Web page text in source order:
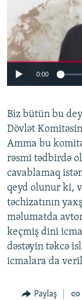
No
0:00
Biz bütün bu
Dövlət
Amma bu
rəsmi tədbirdə
cavablamaq
qeyd olunur ki,
təchizatının
məlumatda
keçmiş dini
dəstəyin təkcə
icmalara da
Paylaş